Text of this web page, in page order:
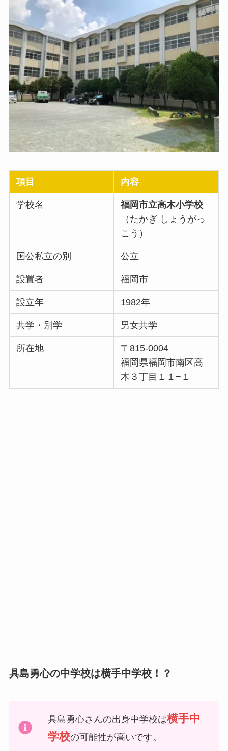
項目 内容
学校名
福岡市立高木小学校
（たかぎ しょうがっ
こう）
国公私立の別 公立
設置者 福岡市
設立年 1982年
共学・別学 男女共学
所在地
〒815-0004
福岡県福岡市南区高
木３丁目１１−１
具島勇心の中学校は横手中学校！？
具島勇心さんの出身中学校は横手中
学校の可能性が高いです。